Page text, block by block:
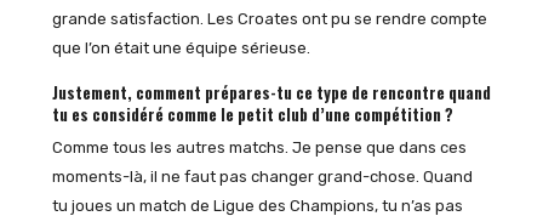
grande satisfaction. Les Croates ont pu se rendre compte
que l’on était une équipe sérieuse.
Justement, comment prépares-tu ce type de rencontre quand
tu es considéré comme le petit club d’une compétition ?
Comme tous les autres matchs. Je pense que dans ces
moments-là, il ne faut pas changer grand-chose. Quand
tu joues un match de Ligue des Champions, tu n’as pas